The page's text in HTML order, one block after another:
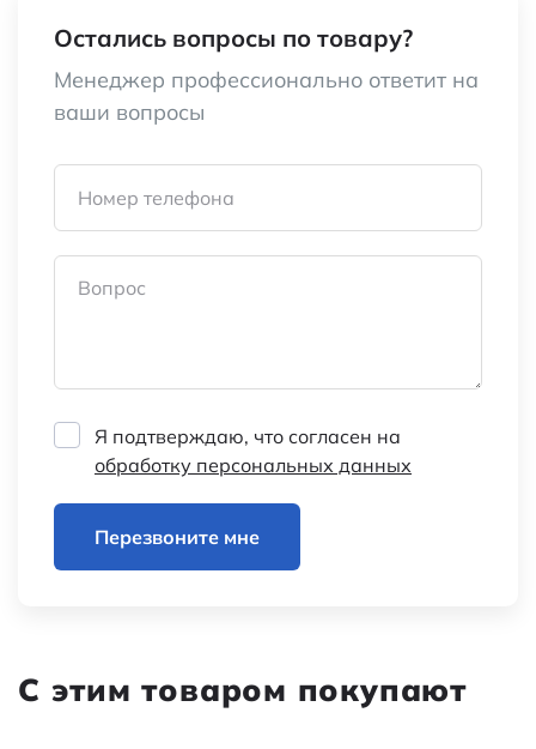
Остались вопросы по товару?
Менеджер профессионально ответит на
ваши вопросы
Номер телефона
Вопрос
Я подтверждаю, что согласен на
обработку персональных данных
Перезвоните мне
С этим товаром покупают